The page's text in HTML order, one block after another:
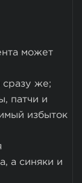
может
сразу же;
патчи и
избыток
а синяки и